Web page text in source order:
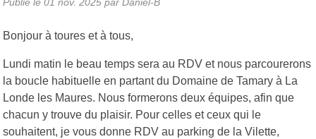
Bonjour à toures et à tous,
Lundi matin le beau temps sera au RDV et nous parcourerons
la boucle habituelle en partant du Domaine de Tamary à La
Londe les Maures. Nous formerons deux équipes, afin que
chacun y trouve du plaisir. Pour celles et ceux qui le
souhaitent, je vous donne RDV au parking de la Vilette,